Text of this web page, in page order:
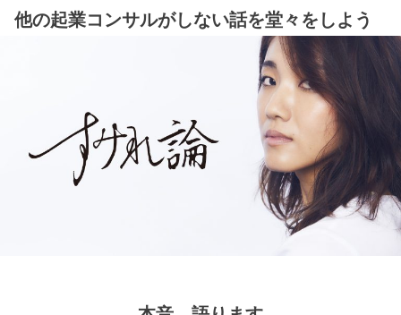
他の起業コンサルがしない話を堂々をしよう